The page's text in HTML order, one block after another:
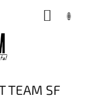
TEAM SF